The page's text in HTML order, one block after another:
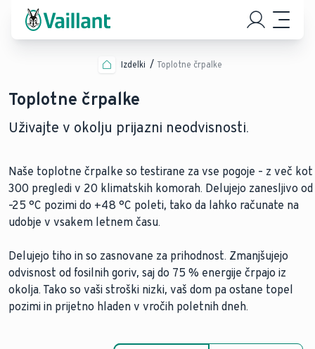
Izdelki Toplotne črpalke
Toplotne črpalke
Uživajte v okolju prijazni neodvisnosti.
Naše toplotne črpalke so testirane za vse pogoje – z več kot
300 pregledi v 20 klimatskih komorah. Delujejo zanesljivo od
–25 °C pozimi do +48 °C poleti, tako da lahko računate na
udobje v vsakem letnem času.
Delujejo tiho in so zasnovane za prihodnost. Zmanjšujejo
odvisnost od fosilnih goriv, saj do 75 % energije črpajo iz
okolja. Tako so vaši stroški nizki, vaš dom pa ostane topel
pozimi in prijetno hladen v vročih poletnih dneh.